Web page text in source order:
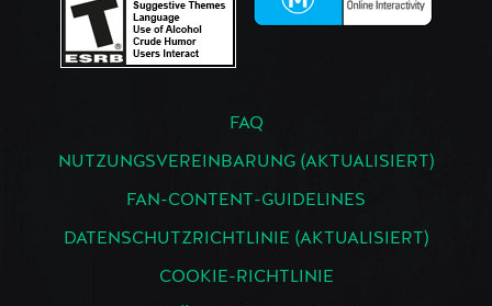
FAQ
NUTZUNGSVEREINBARUNG (AKTUALISIERT)
FAN-CONTENT-GUIDELINES
DATENSCHUTZRICHTLINIE (AKTUALISIERT)
COOKIE-RICHTLINIE